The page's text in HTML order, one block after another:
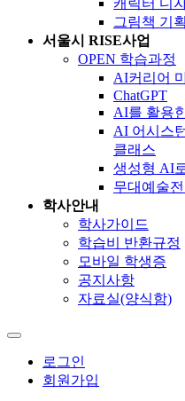
캐릭터 디
그림책 기
서울시 RISE사업
OPEN 학습과정
AI커리어
ChatGPT
AI를 활용
AI 어시스
클래스
생성형 AI
무대예술
학사안내
학사가이드
학습비 반환규정
모바일 학생증
공지사항
자료실(양식함)
로그인
회원가입